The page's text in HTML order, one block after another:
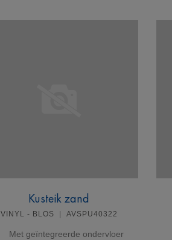
Kusteik zand
VINYL - BLOS AVSPU40322
Met geïntegreerde ondervloer